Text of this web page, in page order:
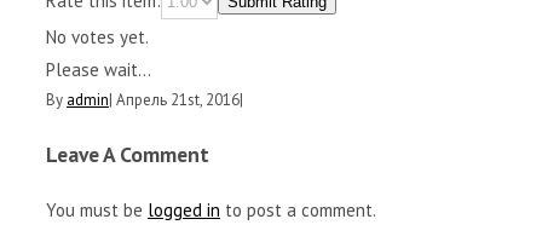
No votes yet.
Please wait...
By admin| Апрель 21st, 2016|
Leave A Comment
You must be logged in to post a comment.